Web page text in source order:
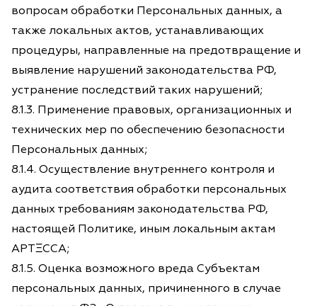
вопросам обработки Персональных данных, а
также локальных актов, устанавливающих
процедуры, направленные на предотвращение и
выявление нарушений законодательства РФ,
устранение последствий таких нарушений;
8.1.3. Применение правовых, организационных и
технических мер по обеспечению безопасности
Персональных данных;
8.1.4. Осуществление внутреннего контроля и
аудита соответствия обработки персональных
данных требованиям законодательства РФ,
настоящей Политике, иным локальным актам
АРТΞССА;
8.1.5. Оценка возможного вреда Субъектам
персональных данных, причиненного в случае